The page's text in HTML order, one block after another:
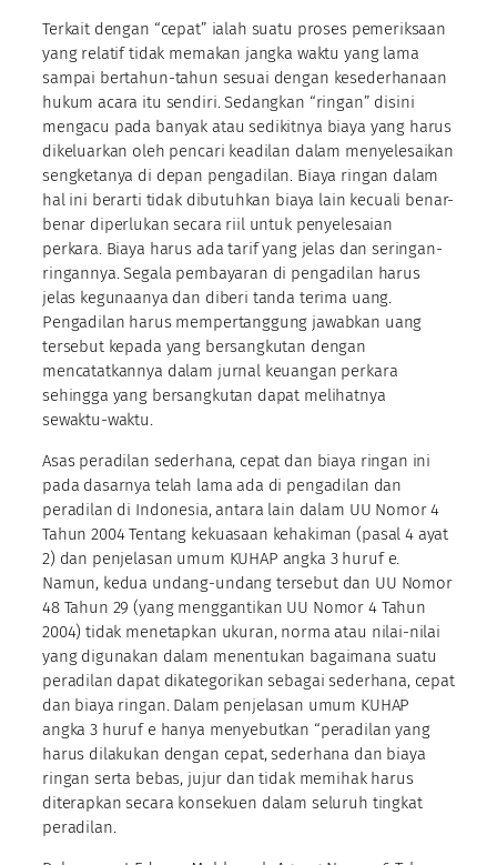
Terkait dengan “cepat” ialah suatu proses pemeriksaan
yang relatif tidak memakan jangka waktu yang lama
sampai bertahun-tahun sesuai dengan kesederhanaan
hukum acara itu sendiri. Sedangkan “ringan” disini
mengacu pada banyak atau sedikitnya biaya yang harus
dikeluarkan oleh pencari keadilan dalam menyelesaikan
sengketanya di depan pengadilan. Biaya ringan dalam
hal ini berarti tidak dibutuhkan biaya lain kecuali benar-
benar diperlukan secara riil untuk penyelesaian
perkara. Biaya harus ada tarif yang jelas dan seringan-
ringannya. Segala pembayaran di pengadilan harus
jelas kegunaanya dan diberi tanda terima uang.
Pengadilan harus mempertanggung jawabkan uang
tersebut kepada yang bersangkutan dengan
mencatatkannya dalam jurnal keuangan perkara
sehingga yang bersangkutan dapat melihatnya
sewaktu-waktu.
Asas peradilan sederhana, cepat dan biaya ringan ini
pada dasarnya telah lama ada di pengadilan dan
peradilan di Indonesia, antara lain dalam UU Nomor 4
Tahun 2004 Tentang kekuasaan kehakiman (pasal 4 ayat
2) dan penjelasan umum KUHAP angka 3 huruf e.
Namun, kedua undang-undang tersebut dan UU Nomor
48 Tahun 29 (yang menggantikan UU Nomor 4 Tahun
2004) tidak menetapkan ukuran, norma atau nilai-nilai
yang digunakan dalam menentukan bagaimana suatu
peradilan dapat dikategorikan sebagai sederhana, cepat
dan biaya ringan. Dalam penjelasan umum KUHAP
angka 3 huruf e hanya menyebutkan “peradilan yang
harus dilakukan dengan cepat, sederhana dan biaya
ringan serta bebas, jujur dan tidak memihak harus
diterapkan secara konsekuen dalam seluruh tingkat
peradilan.